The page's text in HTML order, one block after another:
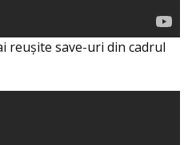
reuşite save-uri din cadrul